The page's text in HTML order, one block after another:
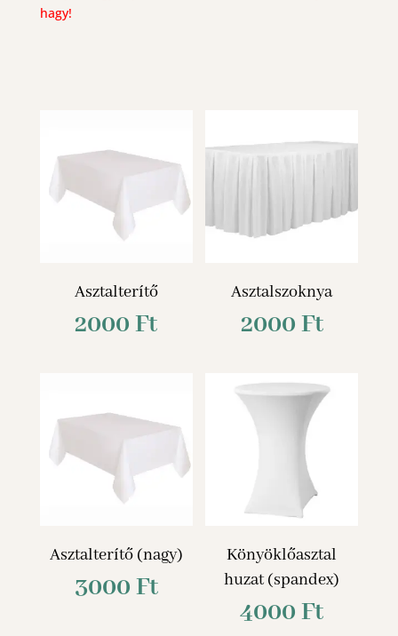
hagy!
Asztalterítő
2000Ft
Asztalszoknya
2000 Ft
Asztalterítő (nagy)
3000 Ft
Könyöklőasztal
huzat (spandex)
4000Ft